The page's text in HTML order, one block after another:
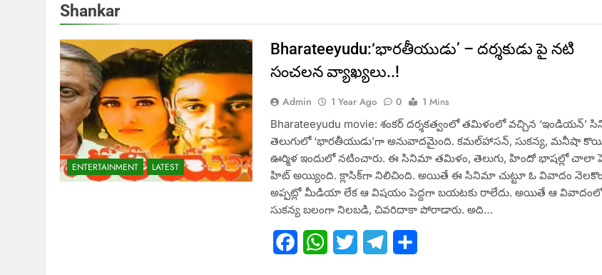
Shankar
ENTERTAINMENT LATEST
Bharateeyudu:‘భారతీయుడు’ – దర్శకుడు పై నటి
సంచలన వ్యాఖ్యలు..!
Admin 1 Year Ago 0
1 Mins
Bharateeyudu movie: శంకర్ దర్శకత్వంలో తమిళంలో వచ్చిన ‘ఇండియన్’
తెలుగులో ‘భారతీయుడు’గా అనువాదమైంది. కమల్‌హాసన్, సుకన్య, మనీషా
ఊర్మిళ ఇందులో నటించారు. ఈ సినిమా తమిళం, తెలుగు, హిందో భాషల్లో చాలా
హిట్ అయ్యింది. క్లాసిక్‌గా నిలిచింది. అయితే ఈ సినిమా చుట్టూ ఓ వివాదం
అప్పట్లో మీడియా లేక ఆ విషయం పెద్దగా బయటకు రాలేదు. అయితే ఆ
సుకన్య బలంగా నిలబడి, చివరిదాకా పోరాడారు. అది…
FacebookWhatsApp
Twitter Telegram